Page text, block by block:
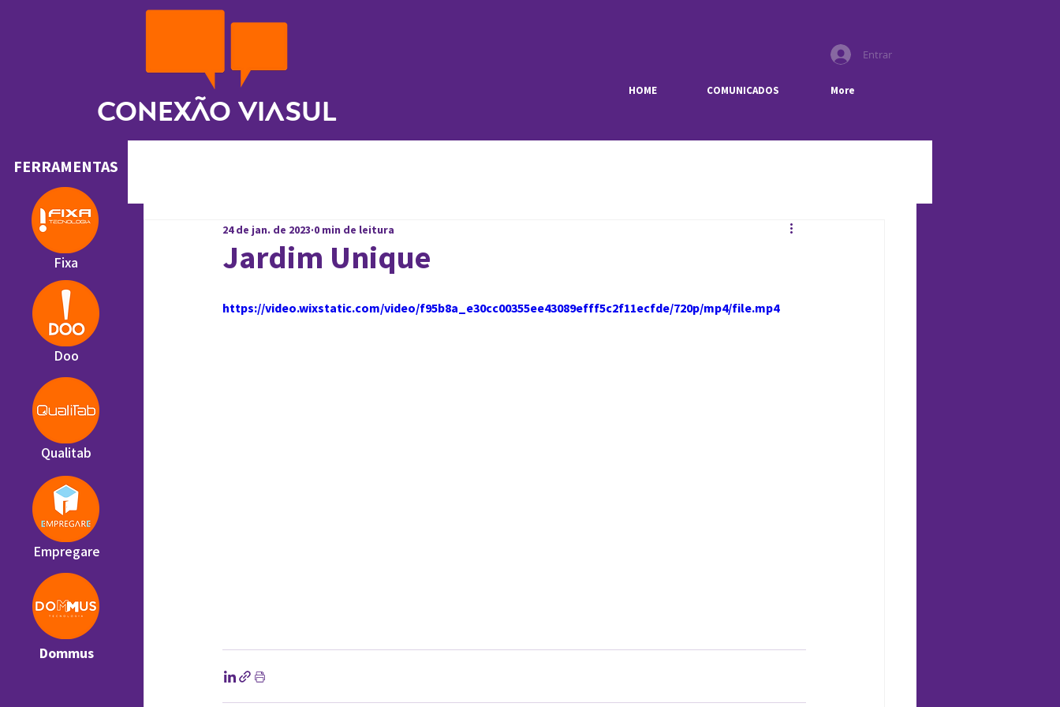
Conexão ViaSul
Entrar
HOME COMUNICADOS More
Jardim Unique
24 de jan. de 2023 0 min de leitura
https://video.wixstatic.com/video/f95b8a_e30cc00355ee43089efff5c2f11ecfde/720p/mp4/file.mp4
FERRAMENTAS
Fixa
Doo
Qualitab
Empregare
Dommus